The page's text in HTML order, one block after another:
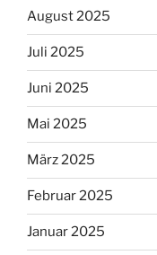
August 2025
Juli 2025
Juni 2025
Mai 2025
März 2025
Februar 2025
Januar 2025